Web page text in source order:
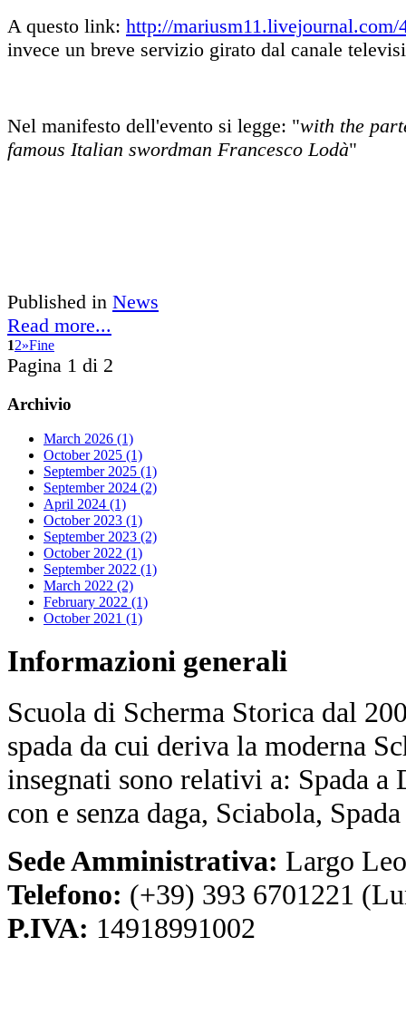
A questo link: http://mariusm11.livejournal.com/
invece un breve servizio girato dal canale
Nel manifesto dell'evento si legge: "with the
famous Italian swordman Francesco Lodà"
Published in News
Read more...
12»Fine
Pagina 1 di 2
Archivio
March 2026 (1)
October 2025 (1)
September 2025 (1)
September 2024 (2)
April 2024 (1)
October 2023 (1)
September 2023 (2)
October 2022 (1)
September 2022 (1)
March 2022 (2)
February 2022 (1)
October 2021 (1)
Informazioni generali
Scuola di Scherma Storica dal
spada da cui deriva la moderna
insegnati sono relativi a: Spada a
con e senza daga, Sciabola,
Sede Amministrativa: Largo
Telefono: (+39) 393 6701221
P.IVA: 14918991002